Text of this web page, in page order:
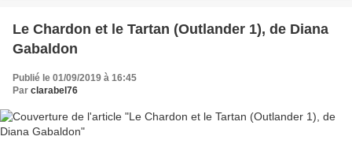
Le Chardon et le Tartan (Outlander 1), de Diana
Gabaldon
Publié le 01/09/2019 à 16:45
Par clarabel76